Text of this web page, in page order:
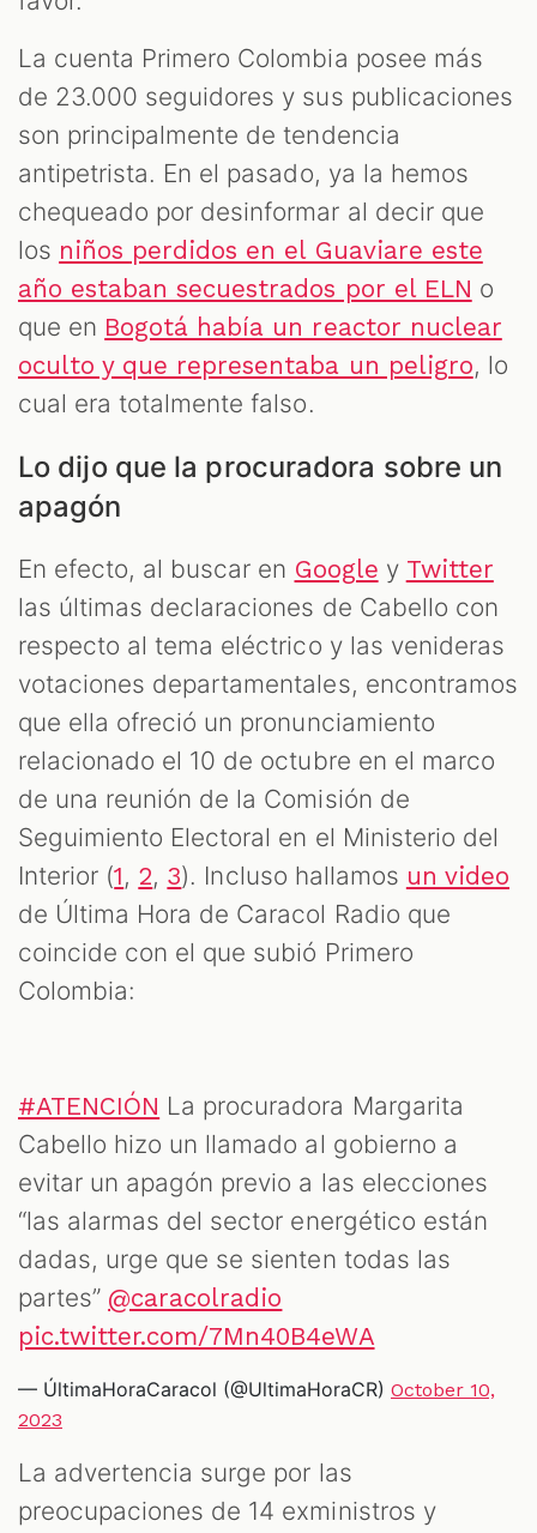
La cuenta Primero Colombia posee más
de 23.000 seguidores y sus publicaciones
son principalmente de tendencia
antipetrista. En el pasado, ya la hemos
chequeado por desinformar al decir que
los niños perdidos en el Guaviare este
año estaban secuestrados por el ELN o
que en Bogotá había un reactor nuclear
oculto y que representaba un peligro, lo
cual era totalmente falso.
Lo dijo que la procuradora sobre un
apagón
En efecto, al buscar en Google y Twitter
las últimas declaraciones de Cabello con
respecto al tema eléctrico y las venideras
votaciones departamentales, encontramos
que ella ofreció un pronunciamiento
relacionado el 10 de octubre en el marco
de una reunión de la Comisión de
Seguimiento Electoral en el Ministerio del
Interior (1, 2, 3). Incluso hallamos un video
de Última Hora de Caracol Radio que
coincide con el que subió Primero
Colombia:
#ATENCIÓN La procuradora Margarita
Cabello hizo un llamado al gobierno a
evitar un apagón previo a las elecciones
“las alarmas del sector energético están
dadas, urge que se sienten todas las
partes” @caracolradio
pic.twitter.com/7Mn40B4eWA
— ÚltimaHoraCaracol (@UltimaHoraCR) October 10,
2023
La advertencia surge por las
preocupaciones de 14 exministros y